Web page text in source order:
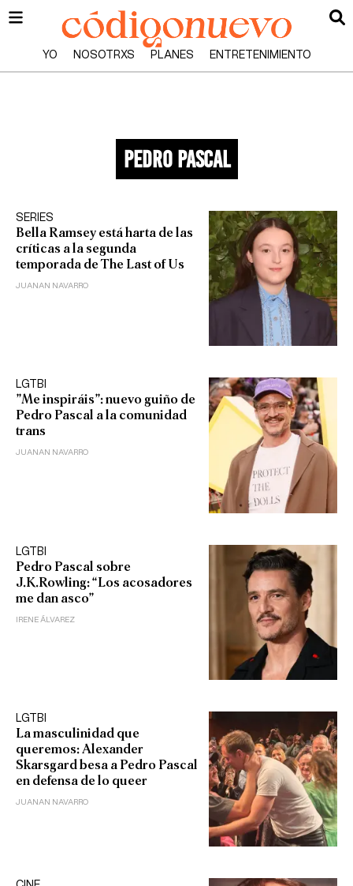
YO NOSOTRXS PLANES ENTRETENIMIENTO
pedro pascal
SERIES
Bella Ramsey está harta de las
críticas a la segunda
temporada de The Last of Us
JUANAN NAVARRO
LGTBI
”Me inspiráis”: nuevo guiño de
Pedro Pascal a la comunidad
trans
JUANAN NAVARRO
LGTBI
Pedro Pascal sobre
J.K.Rowling: “Los acosadores
me dan asco”
IRENE ÁLVAREZ
LGTBI
La masculinidad que
queremos: Alexander
Skarsgard besa a Pedro Pascal
en defensa de lo queer
JUANAN NAVARRO